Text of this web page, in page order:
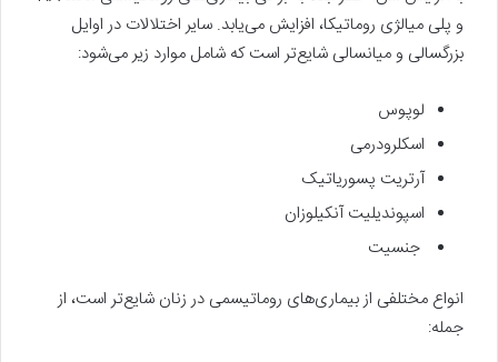
و پلی میالژی روماتیکا، افزایش می‌یابد. سایر اختلالات در اوایل
بزرگسالی و میانسالی شایع‌تر است که شامل موارد زیر می‌شود:
لوپوس
اسکلرودرمی
آرتریت پسوریاتیک
اسپوندیلیت آنکیلوزان
جنسیت
انواع مختلفی از بیماری‌های روماتیسمی در زنان شایع‌تر است، از
جمله: